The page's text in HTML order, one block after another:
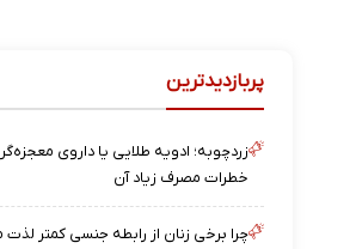
پربازدیدترین
زردچوبه؛ ادویه طلایی یا داروی
خطرات مصرف زیاد آن
چرا برخی زنان از رابطه جنسی کمتر